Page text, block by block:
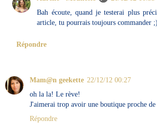
Bah écoute, quand je testerai plus
article, tu pourrais toujours commander ;)
Répondre
Mam@n geekette 22/12/12 00:27
oh la la! Le rève!
J'aimerai trop avoir une boutique proche
Répondre